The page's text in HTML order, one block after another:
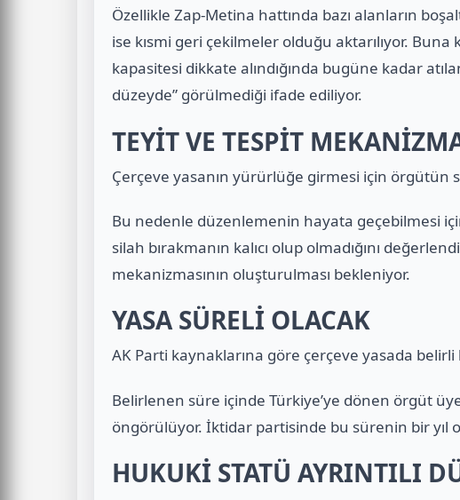
Özellikle Zap-Metina hattında bazı alanların
ise kısmi geri çekilmeler olduğu aktarılıyor.
kapasitesi dikkate alındığında bugüne kadar
düzeyde” görülmediği ifade ediliyor.
TEYİT VE TESPİT
Çerçeve yasanın yürürlüğe girmesi için örgütün
Bu nedenle düzenlemenin hayata geçebilmesi
silah bırakmanın kalıcı olup olmadığını
mekanizmasının oluşturulması bekleniyor.
YASA SÜRELİ OLACAK
AK Parti kaynaklarına göre çerçeve yasada belirli
Belirlenen süre içinde Türkiye’ye dönen örgüt
öngörülüyor. İktidar partisinde bu sürenin bir
HUKUKİ STATÜ AYRINTILI